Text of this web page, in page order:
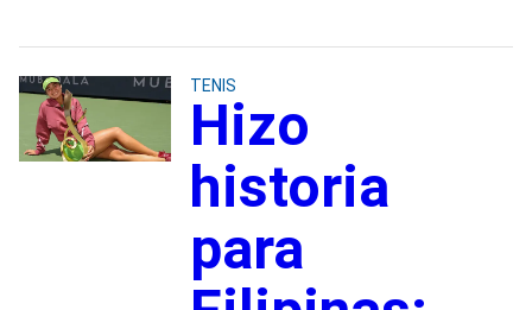
TENIS
Hizo
historia
para